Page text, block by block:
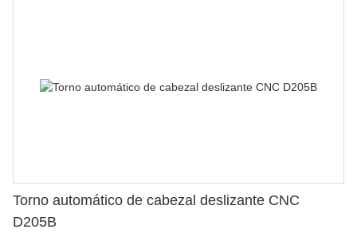
Torno automático de cabezal deslizante CNC
D205B